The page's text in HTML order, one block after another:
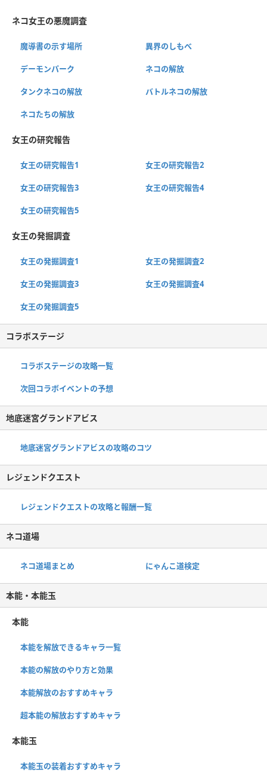
ネコ女王の悪魔調査
魔導書の示す場所 異界のしもべ
デーモンパーク ネコの解放
タンクネコの解放 バトルネコの解放
ネコたちの解放
女王の研究報告
女王の研究報告1 女王の研究報告2
女王の研究報告3 女王の研究報告4
女王の研究報告5
女王の発掘調査
女王の発掘調査1 女王の発掘調査2
女王の発掘調査3 女王の発掘調査4
女王の発掘調査5
コラボステージ
コラボステージの攻略一覧
次回コラボイベントの予想
地底迷宮グランドアビス
地底迷宮グランドアビスの攻略のコツ
レジェンドクエスト
レジェンドクエストの攻略と報酬一覧
ネコ道場
ネコ道場まとめ にゃんこ道検定
本能・本能玉
本能
本能を解放できるキャラ一覧
本能の解放のやり方と効果
本能解放のおすすめキャラ
超本能の解放おすすめキャラ
本能玉
本能玉の装着おすすめキャラ